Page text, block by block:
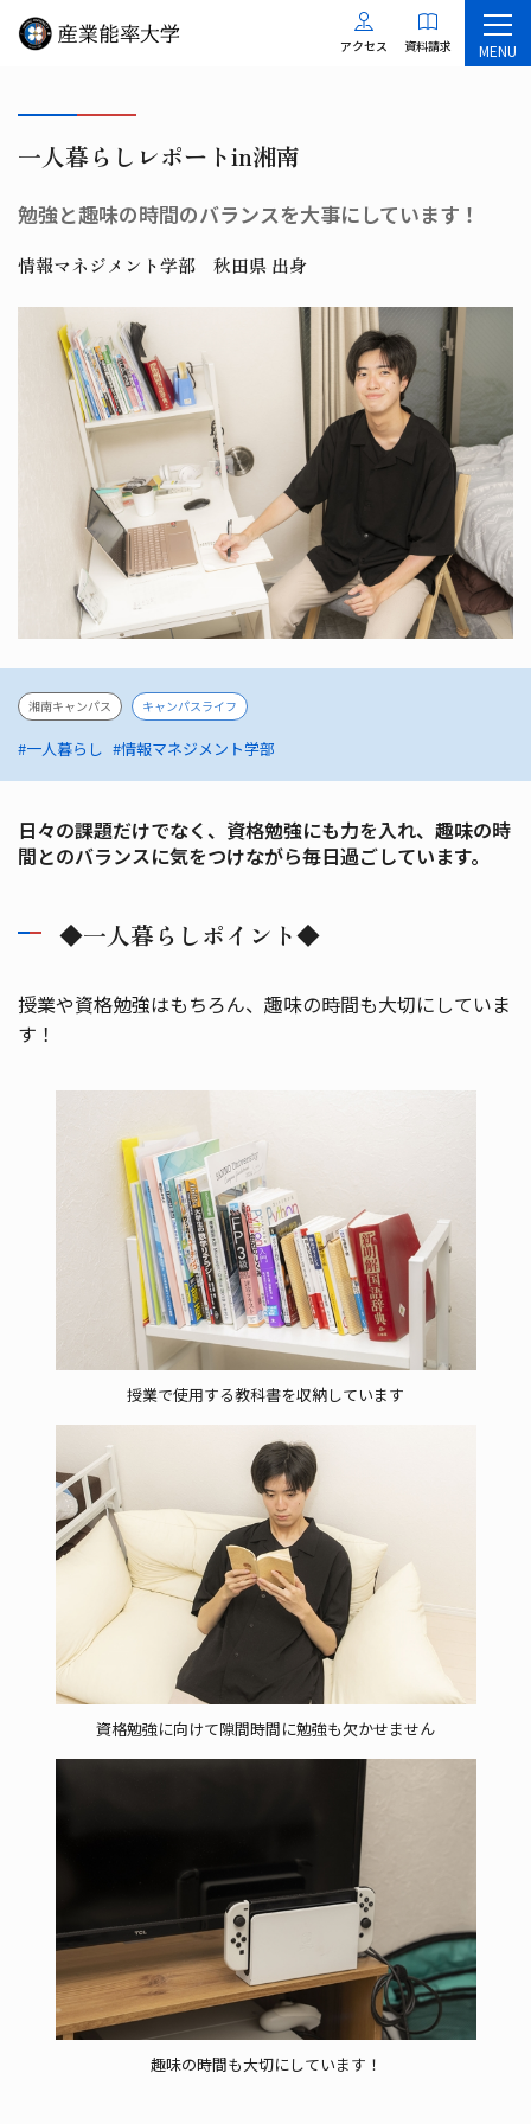
アクセス 資料請求 MENU
一人暮らしレポートin湘南
勉強と趣味の時間のバランスを大事にしています！
情報マネジメント学部 秋田県 出身
湘南キャンパス キャンパスライフ
#一人暮らし #情報マネジメント学部
日々の課題だけでなく、資格勉強にも力を入れ、趣味の時
間とのバランスに気をつけながら毎日過ごしています。
◆一人暮らしポイント◆
授業や資格勉強はもちろん、趣味の時間も大切にしていま
す！
授業で使用する教科書を収納しています
資格勉強に向けて隙間時間に勉強も欠かせません
趣味の時間も大切にしています！